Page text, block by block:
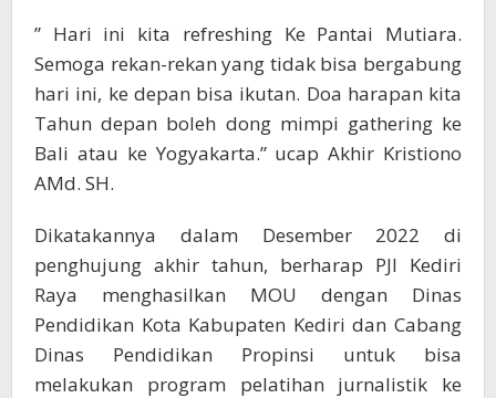
” Hari ini kita refreshing Ke Pantai Mutiara.
Semoga rekan-rekan yang tidak bisa bergabung
hari ini, ke depan bisa ikutan. Doa harapan kita
Tahun depan boleh dong mimpi gathering ke
Bali atau ke Yogyakarta.” ucap Akhir Kristiono
AMd. SH.
Dikatakannya dalam Desember 2022 di
penghujung akhir tahun, berharap PJI Kediri
Raya menghasilkan MOU dengan Dinas
Pendidikan Kota Kabupaten Kediri dan Cabang
Dinas Pendidikan Propinsi untuk bisa
melakukan program pelatihan jurnalistik ke